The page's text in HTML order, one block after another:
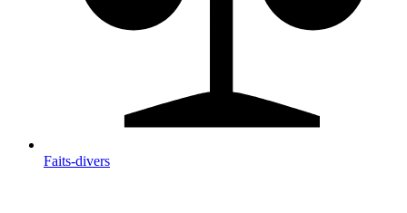
Faits-divers